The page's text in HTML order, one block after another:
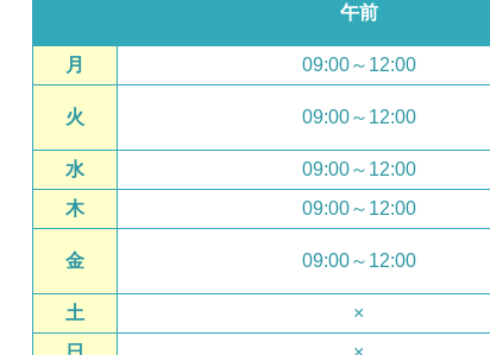
午前
月
09:00～12:00
火 09:00～12:00
水 09:00～12:00
木
09:00～12:00
金 09:00～12:00
土 ×